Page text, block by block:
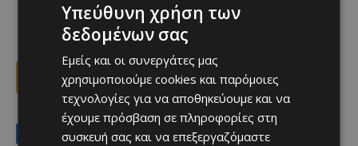
Facebook X Viber
LATEST NEWS
Υπεύθυνη χρήση των
δεδομένων σας
Εμείς και οι συνεργάτες μας
χρησιμοποιούμε cookies και παρόμοιες
τεχνολογίες για να αποθηκεύουμε και να
έχουμε πρόσβαση σε πληροφορίες στη
συσκευή σας και να επεξεργαζόμαστε